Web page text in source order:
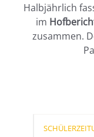
Halbjährlich
im
zusammen.